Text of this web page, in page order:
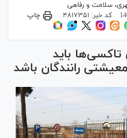
سلامت و رفاهی
کد خبر: ۴۸۱۷۳۵۱ چاپ
باید
رانندگان باشد